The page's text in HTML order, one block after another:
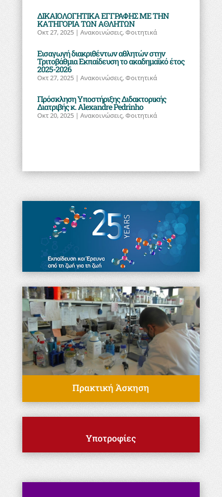
ΔΙΚΑΙΟΛΟΓΗΤΙΚΑ ΕΓΓΡΑΦΗΣ ΜΕ ΤΗΝ
ΚΑΤΗΓΟΡΙΑ ΤΩΝ ΑΘΛΗΤΩΝ
Οκτ 27, 2025| Ανακοινώσεις,Φοιτητικά
Εισαγωγή διακριθέντων αθλητών στην
Τριτοβάθμια Εκπαίδευση το ακαδημαϊκό έτος
2025-2026
Οκτ 27, 2025| Ανακοινώσεις,Φοιτητικά
Πρόσκληση Υποστήριξης Διδακτορικής
Διατριβής κ. Alexandre Pedrinho
Οκτ 20, 2025| Ανακοινώσεις,Φοιτητικά
Πρακτική Άσκηση
Υποτροφίες